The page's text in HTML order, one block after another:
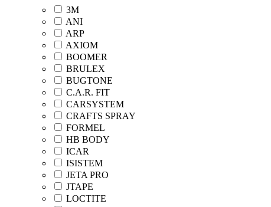
3M
ANI
ARP
AXIOM
BOOMER
BRULEX
BUGTONE
C.A.R. FIT
CARSYSTEM
CRAFTS SPRAY
FORMEL
HB BODY
ICAR
ISISTEM
JETA PRO
JTAPE
LOCTITE